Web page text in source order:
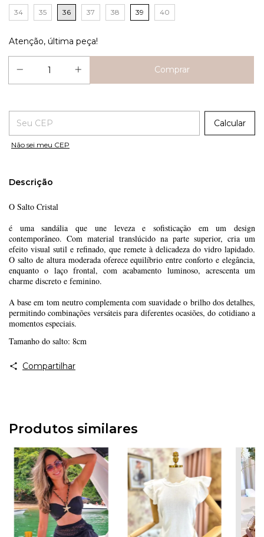
34 35 36 37 38 39 40
Atenção, última peça!
Entregas para o CEP:
Calcular
Não sei meu CEP
Descrição
O Salto Cristal
é uma sandália que une leveza e sofisticação em um design
contemporâneo. Com material translúcido na parte superior, cria um
efeito visual sutil e refinado, que remete à delicadeza do vidro lapidado.
O salto de altura moderada oferece equilíbrio entre conforto e elegância,
enquanto o laço frontal, com acabamento luminoso, acrescenta um
charme discreto e feminino.
A base em tom neutro complementa com suavidade o brilho dos detalhes,
permitindo combinações versáteis para diferentes ocasiões, do cotidiano a
momentos especiais.
Tamanho do salto: 8cm
Compartilhar
Produtos similares